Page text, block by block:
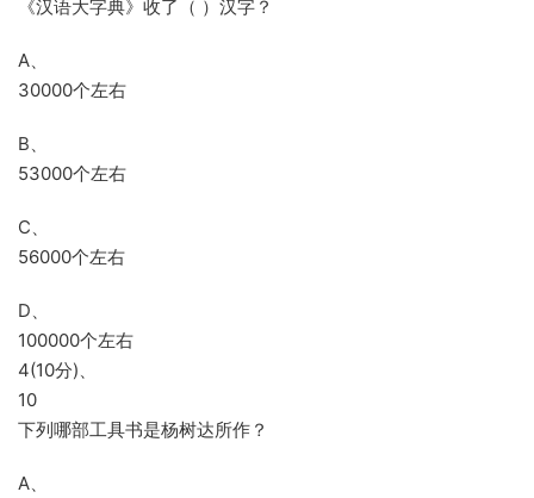
《汉语大字典》收了（ ）汉字？
A、
30000个左右
B、
53000个左右
C、
56000个左右
D、
100000个左右
4(10分)、
10
下列哪部工具书是杨树达所作？
A、